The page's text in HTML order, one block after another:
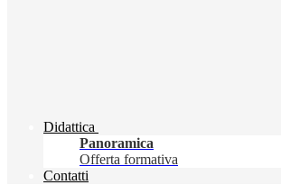
Didattica
Panoramica
Offerta formativa
Contatti